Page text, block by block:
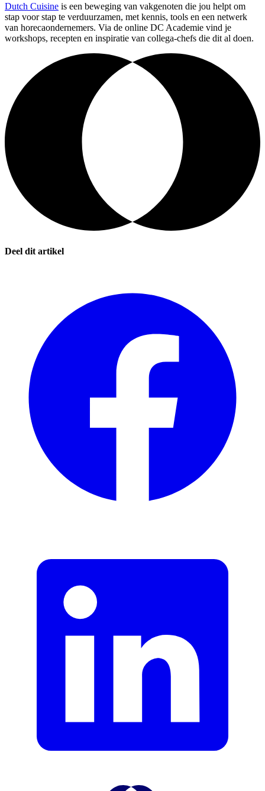
Dutch Cuisine is een beweging van vakgenoten die jou helpt om
stap voor stap te verduurzamen, met kennis, tools en een netwerk
van horecaondernemers. Via de online DC Academie vind je
workshops, recepten en inspiratie van collega-chefs die dit al doen.
Deel dit artikel